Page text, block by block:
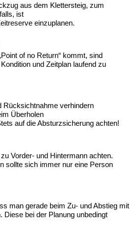
aus dem Klettersteig, zum
ist
einzuplanen.
of no Return“ kommt, sind
und Zeitplan laufend zu
Rücksichtnahme verhindern
Überholen
auf die Absturzsicherung achten!
Vorder- und Hintermann achten.
sollte sich immer nur eine Person
man gerade beim Zu- und Abstieg mit
Diese bei der Planung unbedingt